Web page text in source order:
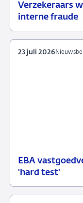
Verzekeraars
interne fraude
24
Nieuwsbericht
EBA
'hard test'
23
Nieuwsbericht
23 juli 2026